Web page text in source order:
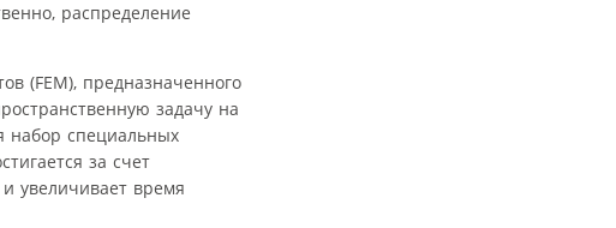
распределение
(FEM), предназначенного
задачу на
набор специальных
за счет
увеличивает время